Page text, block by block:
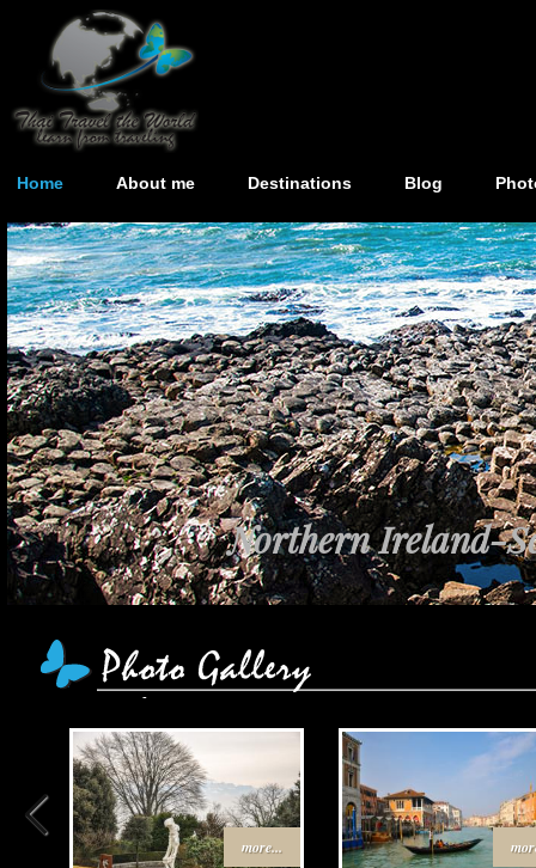
Home About me Destinations Blog
Northern Ireland-
เส้นทาง Egypt-
more...